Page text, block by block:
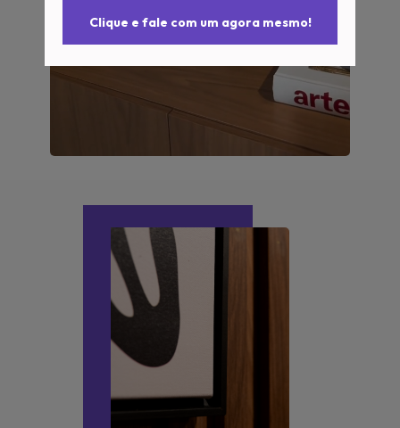
Clique e fale com um agora mesmo!